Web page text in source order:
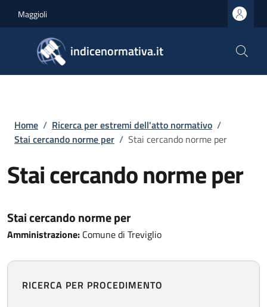
Maggioli
indicenormativa.it
Briciole di pane
Home / Ricerca per estremi dell'atto normativo /
Stai cercando norme per / Stai cercando norme per
Stai cercando norme per
Stai cercando norme per
Amministrazione: Comune di Treviglio
RICERCA PER PROCEDIMENTO